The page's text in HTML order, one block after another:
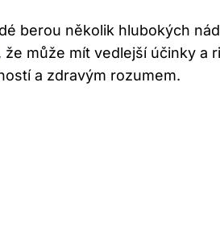
berou několik hlubokých
že může mít vedlejší účinky a
a zdravým rozumem.